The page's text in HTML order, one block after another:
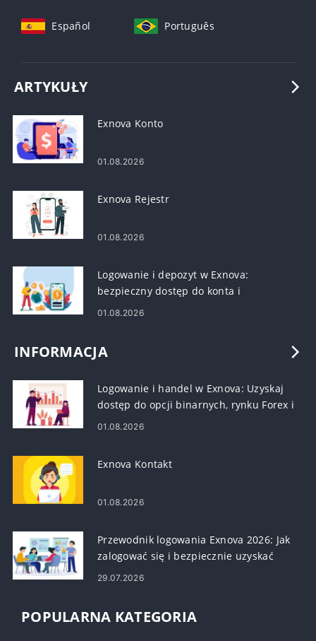
Español Português
ARTYKUŁY
Exnova Konto
01.08.2026
Exnova Rejestr
01.08.2026
Logowanie i depozyt w Exnova:
bezpieczny dostęp do konta i
finansowanie
01.08.2026
INFORMACJA
Logowanie i handel w Exnova: Uzyskaj
dostęp do opcji binarnych, rynku Forex i
kryptowalut
01.08.2026
Exnova Kontakt
01.08.2026
Przewodnik logowania Exnova 2026: Jak
zalogować się i bezpiecznie uzyskać
dostęp do konta
29.07.2026
POPULARNA KATEGORIA